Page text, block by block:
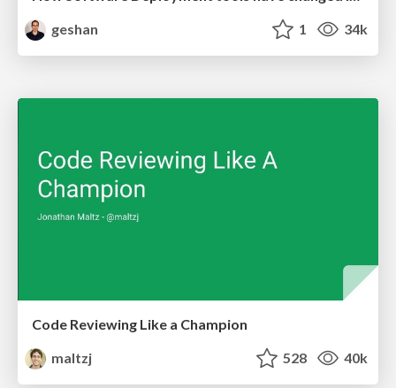
geshan
1 34k
Code Reviewing Like a Champion
maltzj
528 40k